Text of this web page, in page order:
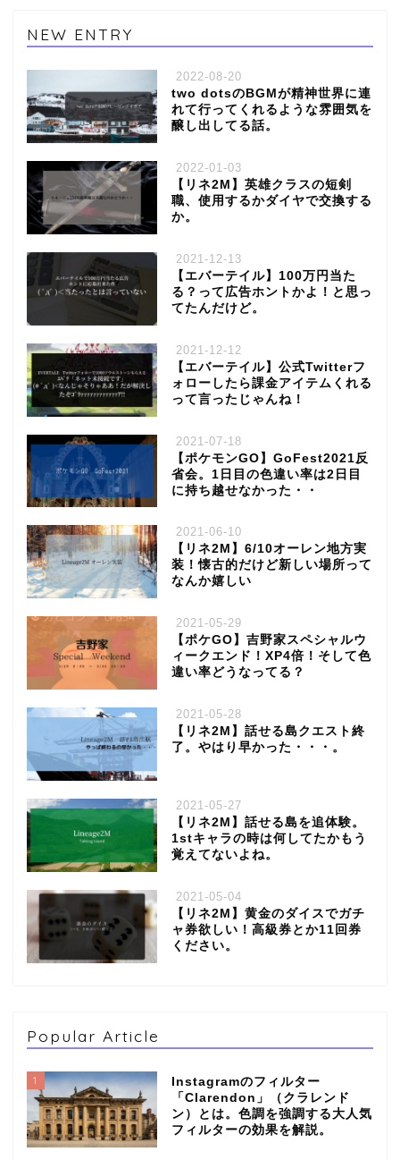
NEW ENTRY
2022-08-20
two dotsのBGMが精神世界に連
れて行ってくれるような雰囲気を
醸し出してる話。
2022-01-03
【リネ2M】英雄クラスの短剣
職、使用するかダイヤで交換する
か。
2021-12-13
【エバーテイル】100万円当た
る？って広告ホントかよ！と思っ
てたんだけど。
2021-12-12
【エバーテイル】公式Twitterフ
ォローしたら課金アイテムくれる
って言ったじゃんね！
2021-07-18
【ポケモンGO】GoFest2021反
省会。1日目の色違い率は2日目
に持ち越せなかった・・
2021-06-10
【リネ2M】6/10オーレン地方実
装！懐古的だけど新しい場所って
なんか嬉しい
2021-05-29
【ポケGO】吉野家スペシャルウ
ィークエンド！XP4倍！そして色
違い率どうなってる？
2021-05-28
【リネ2M】話せる島クエスト終
了。やはり早かった・・・。
2021-05-27
【リネ2M】話せる島を追体験。
1stキャラの時は何してたかもう
覚えてないよね。
2021-05-04
【リネ2M】黄金のダイスでガチ
ャ券欲しい！高級券とか11回券
ください。
Popular Article
1
Instagramのフィルター
「Clarendon」（クラレンド
ン）とは。色調を強調する大人気
フィルターの効果を解説。